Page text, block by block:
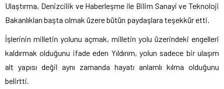
Ulaştırma, Denizcilik ve Haberleşme ile Bilim Sanayi ve Teknoloji
Bakanlıkları başta olmak üzere bütün paydaşlara teşekkür etti.
İşlerinin milletin yolunu açmak, milletin yolu üzerindeki engelleri
kaldırmak olduğunu ifade eden Yıldırım, yolun sadece bir ulaşım
alt yapısı değil aynı zamanda hayatı anlamlı kılma olduğunu
belirtti.